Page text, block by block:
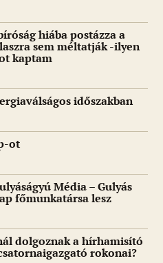
hiába postázza a
sem méltatják -ilyen
kaptam
időszakban
ot
Média – Gulyás
főmunkatársa lesz
dolgoznak a hírhamisító
rokonai?